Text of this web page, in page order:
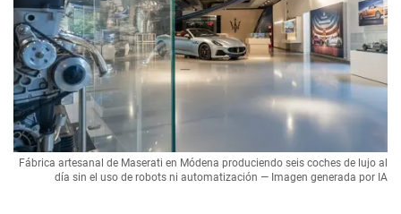
Fábrica artesanal de Maserati en Módena produciendo seis coches de lujo al
día sin el uso de robots ni automatización — Imagen generada por IA